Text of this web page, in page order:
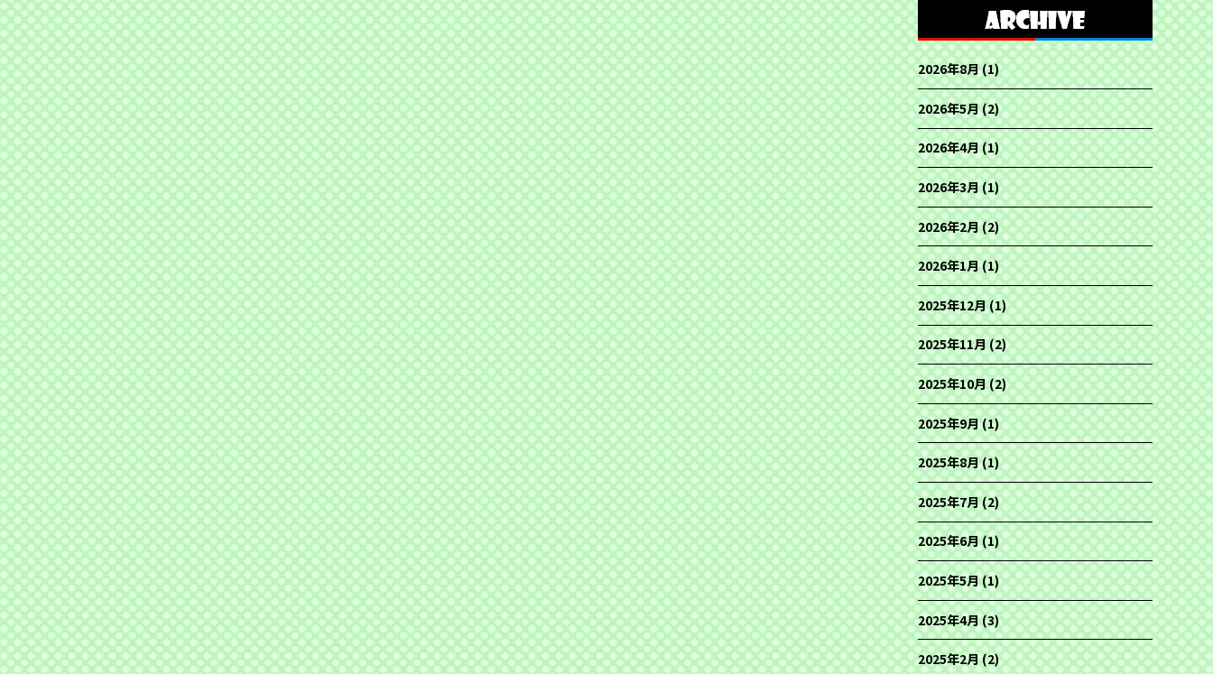
2026年8月(1)
2026年5月(2)
2026年4月(1)
2026年3月(1)
2026年2月(2)
2026年1月(1)
2025年12月(1)
2025年11月(2)
2025年10月(2)
2025年9月(1)
2025年8月(1)
2025年7月(2)
2025年6月(1)
2025年5月(1)
2025年4月(3)
2025年2月(2)